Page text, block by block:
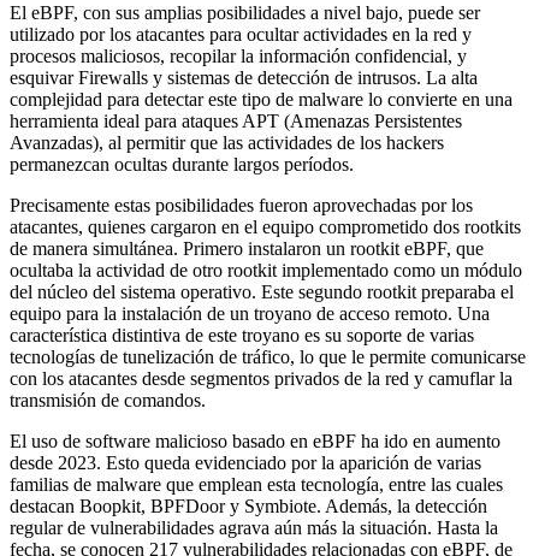
El eBPF, con sus amplias posibilidades a nivel bajo, puede ser
utilizado por los atacantes para ocultar actividades en la red y
procesos maliciosos, recopilar la información confidencial, y
esquivar Firewalls y sistemas de detección de intrusos. La alta
complejidad para detectar este tipo de malware lo convierte en una
herramienta ideal para ataques APT (Amenazas Persistentes
Avanzadas), al permitir que las actividades de los hackers
permanezcan ocultas durante largos períodos.
Precisamente estas posibilidades fueron aprovechadas por los
atacantes, quienes cargaron en el equipo comprometido dos rootkits
de manera simultánea. Primero instalaron un rootkit eBPF, que
ocultaba la actividad de otro rootkit implementado como un módulo
del núcleo del sistema operativo. Este segundo rootkit preparaba el
equipo para la instalación de un troyano de acceso remoto. Una
característica distintiva de este troyano es su soporte de varias
tecnologías de tunelización de tráfico, lo que le permite comunicarse
con los atacantes desde segmentos privados de la red y camuflar la
transmisión de comandos.
El uso de software malicioso basado en eBPF ha ido en aumento
desde 2023. Esto queda evidenciado por la aparición de varias
familias de malware que emplean esta tecnología, entre las cuales
destacan Boopkit, BPFDoor y Symbiote. Además, la detección
regular de vulnerabilidades agrava aún más la situación. Hasta la
fecha, se conocen 217 vulnerabilidades relacionadas con eBPF, de